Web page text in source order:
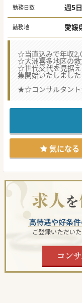
勤務日数 週5日
勤務地
☆当直込みで年収
☆大洲喜多地区の救
☆世代交代を見据
集開始いたしました
★☆コンサルタン
平成20年代に新病
る病院です。
地域医療に興味の
気になる